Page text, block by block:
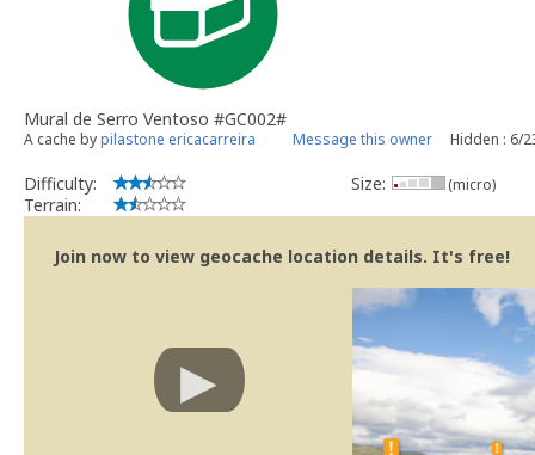
Mural de Serro Ventoso #GC002#
A cache bypilastone ericacarreira Message this owner Hidden : 6/
Difficulty:
Terrain:
Size: (micro)
Join now to view geocache location details. It's free!